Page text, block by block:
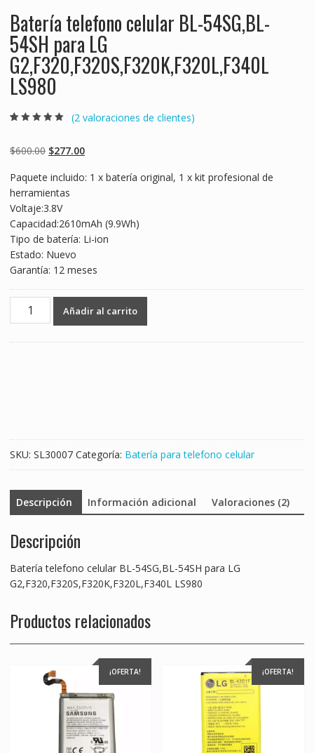
Batería telefono celular BL-54SG,BL-
54SH para LG
G2,F320,F320S,F320K,F320L,F340L
LS980
basado en
puntuaciones
(2 valoraciones de clientes)
$600.00 Original
was:
$600.00.
$277.00Current
is:
Paquete incluido: 1 x batería original, 1 x kit profesional de
herramientas
Voltaje:3.8V
Capacidad:2610mAh (9.9Wh)
Tipo de batería: Li-ion
Estado: Nuevo
Garantía: 12 meses
Batería
LS980
cantidad
Añadir al carrito
SKU: SL30007 Categoría: Batería para telefono celular
Descripción Información adicional Valoraciones (2)
Descripción
Batería telefono celular BL-54SG,BL-54SH para LG
G2,F320,F320S,F320K,F320L,F340L LS980
Productos relacionados
¡OFERTA! ¡OFERTA!